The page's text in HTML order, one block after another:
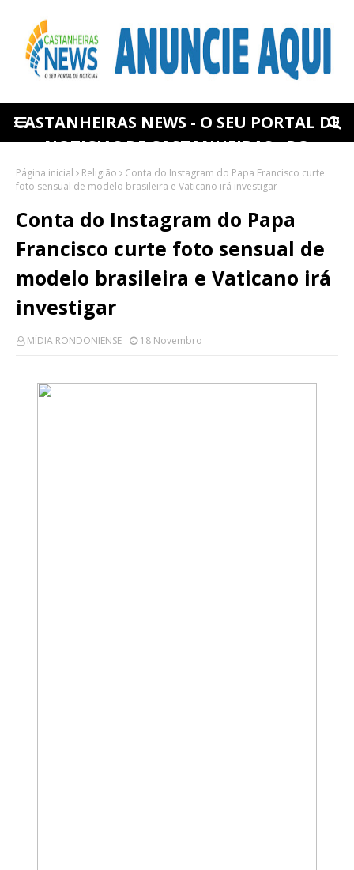
CASTANHEIRAS NEWS - O SEU PORTAL DE
NOTICIAS DE CASTANHEIRAS - RO
Página inicial Religião
Conta do Instagram do Papa Francisco curte
foto sensual de modelo brasileira e Vaticano irá investigar
Conta do Instagram do Papa
Francisco curte foto sensual de
modelo brasileira e Vaticano irá
investigar
MÍDIA RONDONIENSE 18 Novembro